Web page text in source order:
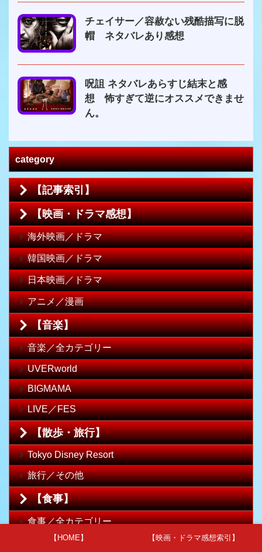
チェイサー／容赦ない残酷描写に脱
帽 ネタバレあり感想
呪詛 ネタバレあらすじ結末と感
想 怖すぎて逆にオススメできませ
ん。
category
【記事索引】
【映画・ドラマ感想】
海外映画／ドラマ
韓国映画／ドラマ
日本映画／ドラマ
アニメ／漫画
【音楽】
音楽／全カテゴリー
UVERworld
BIGMAMA
LIVE／FES
【散歩・旅行】
Tokyo Disney Resort
旅行／その他
【食事】
食事／全カテゴリー
大久保／新大久保
【HOME】 【映画・ドラマ感想索引】